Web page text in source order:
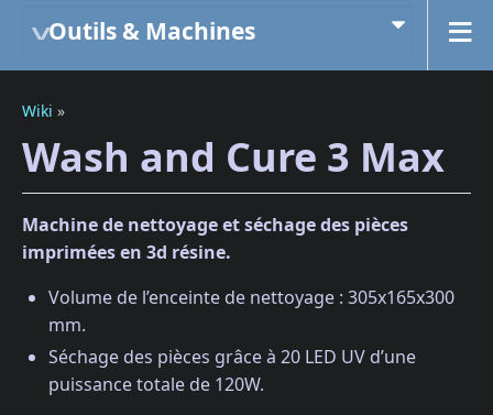
Outils & Machines
Wiki »
Wash and Cure 3 Max
Machine de nettoyage et séchage des pièces
imprimées en 3d résine.
Volume de l’enceinte de nettoyage : 305x165x300
mm.
Séchage des pièces grâce à 20 LED UV d’une
puissance totale de 120W.